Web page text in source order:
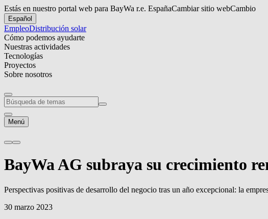
Estás en nuestro portal web para BayWa r.e. EspañaCambiar sitio webCambio
Español
EmpleoDistribución solar
Cómo podemos ayudarte
Nuestras actividades
Tecnologías
Proyectos
Sobre nosotros
Menú
BayWa AG subraya su crecimiento
Perspectivas positivas de desarrollo del negocio tras un año excepcional: la
30 marzo 2023